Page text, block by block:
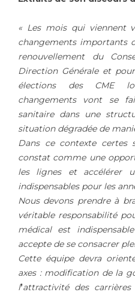
« Les mois qui viennent
changements importants
renouvellement du
Direction Générale et
élections des CME
changements vont se
sanitaire dans une
situation dégradée de mani
Dans ce contexte certes
constat comme une
les lignes et accélérer
indispensables pour les
Nous devons prendre à
véritable responsabilité
médical est
accepte de se consacrer
Cette équipe devra
axes : modification de la
l’attractivité des